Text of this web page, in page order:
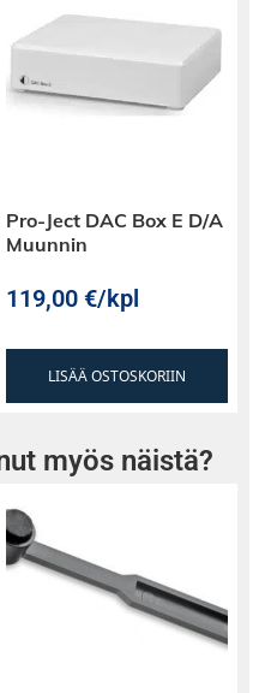
Pro-Ject DAC Box E D/A
Muunnin
119,00€/kpl
LISÄÄ OSTOSKORIIN
myös näistä?